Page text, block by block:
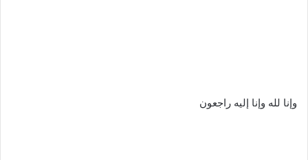
وإنا لله وإنا إليه راجعون